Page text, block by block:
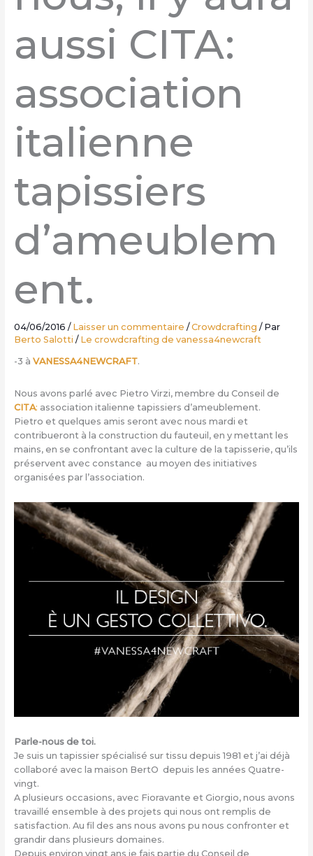
aussi CITA:
association
italienne
tapissiers
d’ameublem
ent.
04/06/2016 / Laisser un commentaire /Crowdcrafting / Par
Berto Salotti / Le crowdcrafting de vanessa4newcraft
-3 à VANESSA4NEWCRAFT.
Nous avons parlé avec Pietro Virzi, membre du Conseil de
CITA: association italienne tapissiers d’ameublement.
Pietro et quelques amis seront avec nous mardi et
contribueront à la construction du fauteuil, en y mettant les
mains, en se confrontant avec la culture de la tapisserie, qu’ils
préservent avec constance au moyen des initiatives
organisées par l’association.
Parle-nous de toi.
Je suis un tapissier spécialisé sur tissu depuis 1981 et j’ai déjà
collaboré avec la maison BertO depuis les années Quatre-
vingt.
A plusieurs occasions, avec Fioravante et Giorgio, nous avons
travaillé ensemble à des projets qui nous ont remplis de
satisfaction. Au fil des ans nous avons pu nous confronter et
grandir dans plusieurs domaines.
Depuis environ vingt ans je fais partie du Conseil de